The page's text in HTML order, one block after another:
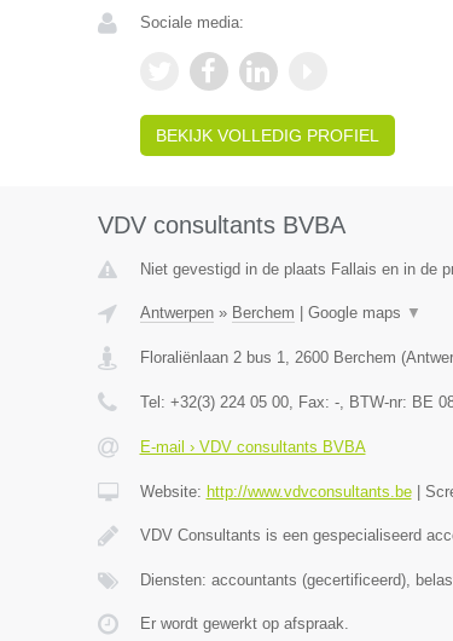
Sociale media:
BEKIJK VOLLEDIG PROFIEL
VDV consultants BVBA
Niet gevestigd in de plaats Fallais en in de
Antwerpen» Berchem Google maps ▼
Floraliënlaan 2 bus 1, 2600 Berchem (
Tel: +32(3) 224 05 00, Fax: -, BTW-nr: BE
E-mail › VDV consultants BVBA
Website: http://www.vdvconsultants.be|
VDV Consultants is een gespecialiseerd
Diensten: accountants (gecertificeerd),
Er wordt gewerkt op afspraak.